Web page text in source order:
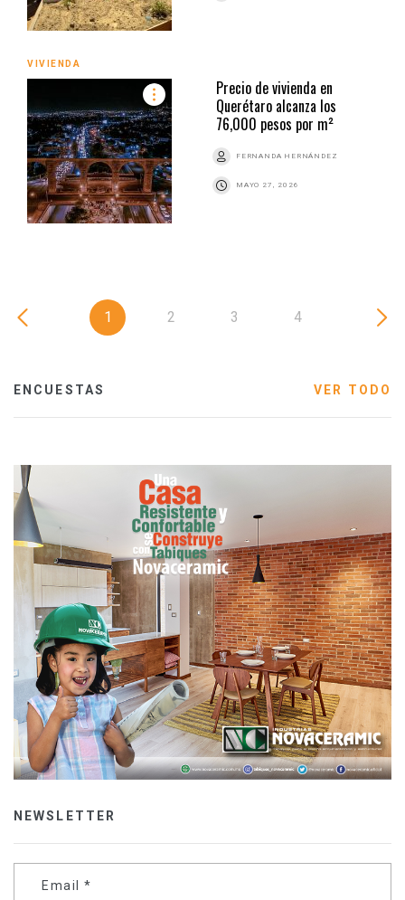
VIVIENDA
Precio de vivienda en
Querétaro alcanza los
76,000 pesos por m²
FERNANDA HERNÁNDEZ
MAYO 27, 2026
1 2 3 4
ENCUESTAS VER TODO
NEWSLETTER
Email *